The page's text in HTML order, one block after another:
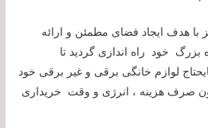
با هدف ایجاد فضای مطمئن و ارائه
بزرگ خود راه اندازی گردید تا
لوازم خانگی برقی و غیر برقی خود
صرف هزینه ، انرژی و وقت خریداری